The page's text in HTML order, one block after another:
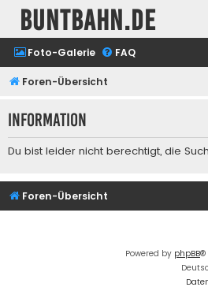
buntbahn.de
Foto-Galerie FAQ
Foren-Übersicht
Information
Du bist leider nicht berechtigt, die
Foren-Übersicht
Powered by phpBB®